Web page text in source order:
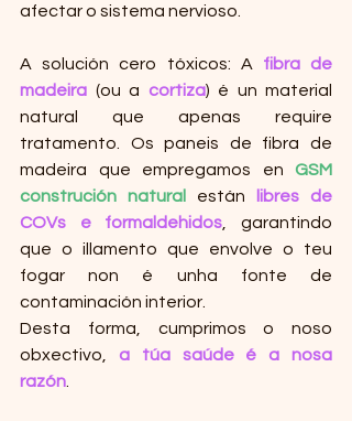
afectar o sistema nervioso.
A solución cero tóxicos: A fibra de
madeira (ou a cortiza) é un material
natural que apenas require
tratamento. Os paneis de fibra de
madeira que empregamos en GSM
construción natural
están
libres de
COVs e formaldehidos , garantindo
que o illamento que envolve o teu
fogar non é unha fonte de
contaminación interior.
Desta forma, cumprimos o noso
obxectivo, a túa saúde é a nosa
razón